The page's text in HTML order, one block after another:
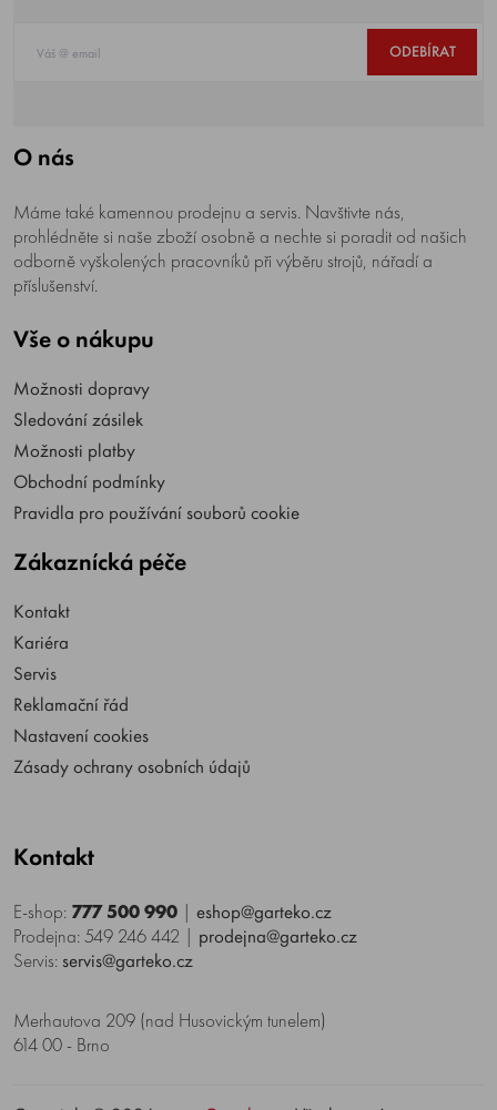
ODEBÍRAT
O nás
Máme také kamennou prodejnu a servis. Navštivte nás,
prohlédněte si naše zboží osobně a nechte si poradit od našich
odborně vyškolených pracovníků při výběru strojů, nářadí a
příslušenství.
Vše o nákupu
Možnosti dopravy
Sledování zásilek
Možnosti platby
Obchodní podmínky
Pravidla pro používání souborů cookie
Zákaznícká péče
Kontakt
Kariéra
Servis
Reklamační řád
Nastavení cookies
Zásady ochrany osobních údajů
Kontakt
E-shop: 777 500 990 | eshop@garteko.cz
Prodejna: 549 246 442 | prodejna@garteko.cz
Servis: servis@garteko.cz
Merhautova 209 (nad Husovickým tunelem)
614 00 - Brno